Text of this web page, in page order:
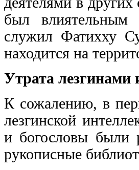
был влиятельным
служил Фатихху
находится на
Утрата лезгинами
К сожалению, в
лезгинской
и богословы были
рукописные